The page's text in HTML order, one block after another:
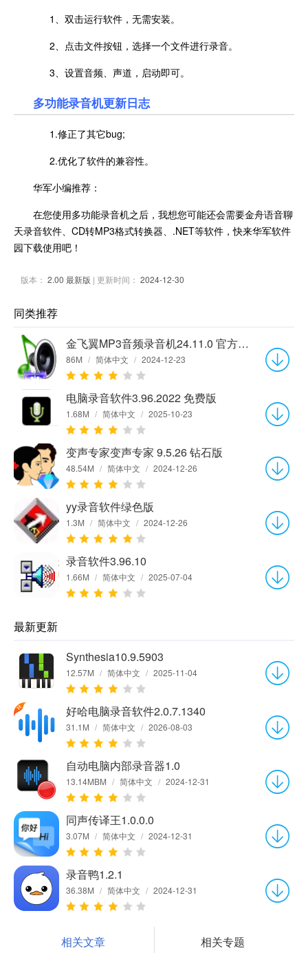
1、双击运行软件，无需安装。
2、点击文件按钮，选择一个文件进行录音。
3、设置音频、声道，启动即可。
多功能录音机更新日志
1.修正了其它bug;
2.优化了软件的兼容性。
华军小编推荐：
在您使用多功能录音机之后，我想您可能还会需要金舟语音聊
天录音软件、CD转MP3格式转换器、.NET等软件，快来华军软件
园下载使用吧！
版本： 2.00 最新版 | 更新时间： 2024-12-30
同类推荐
金飞翼MP3音频录音机24.11.0 官方标准版
86M / 简体中文 / 2024-12-23
电脑录音软件3.96.2022 免费版
1.68M / 简体中文 / 2025-10-23
变声专家变声专家 9.5.26 钻石版
48.54M / 简体中文 / 2024-12-26
yy录音软件绿色版
1.3M / 简体中文 / 2024-12-26
录音软件3.96.10
1.66M / 简体中文 / 2025-07-04
最新更新
Synthesia10.9.5903
12.57M / 简体中文 / 2025-11-04
好哈电脑录音软件2.0.7.1340
31.1M / 简体中文 / 2026-08-03
自动电脑内部录音器1.0
13.14MBM / 简体中文 / 2024-12-31
同声传译王1.0.0.0
3.07M / 简体中文 / 2024-12-31
录音鸭1.2.1
36.38M / 简体中文 / 2024-12-31
相关文章 相关专题